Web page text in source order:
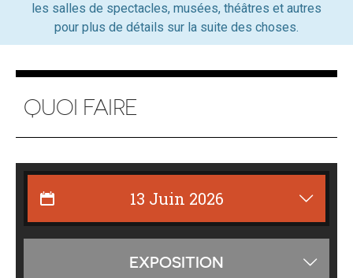
les salles de spectacles, musées, théâtres et autres
pour plus de détails sur la suite des choses.
QUOI FAIRE
EXPOSITION